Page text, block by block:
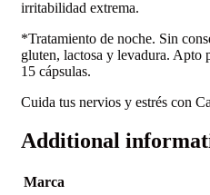
irritabilidad extrema.
*Tratamiento de noche. Sin
gluten, lactosa y levadura. Apto
15 cápsulas.
Cuida tus nervios y estrés con
Additional
Marca